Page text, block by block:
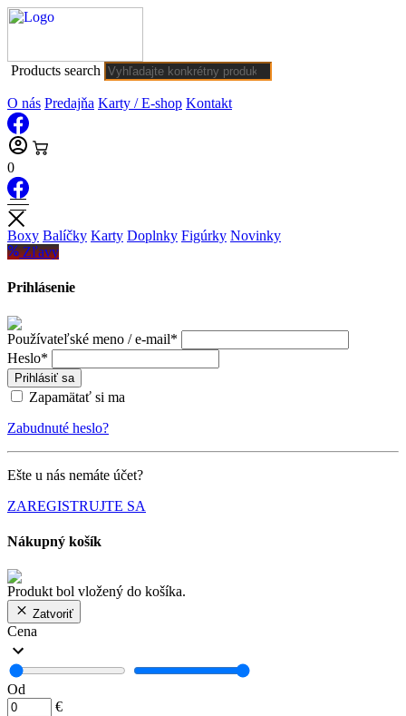
Products search
O nás Predajňa Karty / E-shop Kontakt
0
Boxy Balíčky Karty Doplnky Figúrky Novinky
Zľavy
Prihlásenie
Používateľské meno / e-mail*
Heslo*
Prihlásiť sa
Zapamätať si ma
Zabudnuté heslo?
Ešte u nás nemáte účet?
ZAREGISTRUJTE SA
Nákupný košík
Produkt bol vložený do košíka.
Zatvoriť
Cena
Od
€